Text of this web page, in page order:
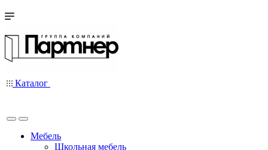
Каталог
Мебель
Школьная мебель